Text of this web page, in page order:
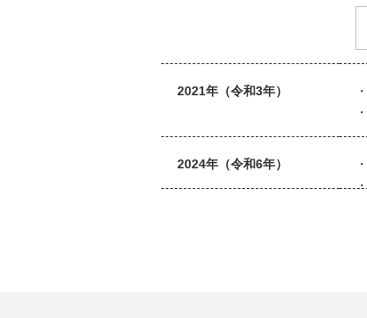
2021年（令和3年）
2024年（令和6年）